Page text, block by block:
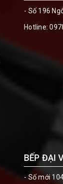
- Số 196
Hotline:
BẾP ĐẠI
- Số mới